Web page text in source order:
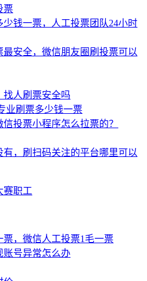
票
钱一票，人工投票团队24小时
安全，微信朋友圈刷投票可以
找人刷票安全吗
业刷票多少钱一票
投票小程序怎么拉票的？
，刷扫码关注的平台哪里可以
赛职工
，微信人工投票1毛一票
账号异常怎么办